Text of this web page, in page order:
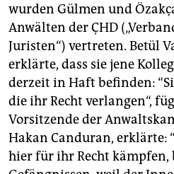
wurden Gülmen und
Anwälten der ÇHD
Juristen“) vertreten. Betül
erklärte, dass sie jene
derzeit in Haft befinden:
die ihr Recht verlangen“,
Vorsitzende der
Hakan Canduran, erklärte:
hier für ihr Recht kämpfen,